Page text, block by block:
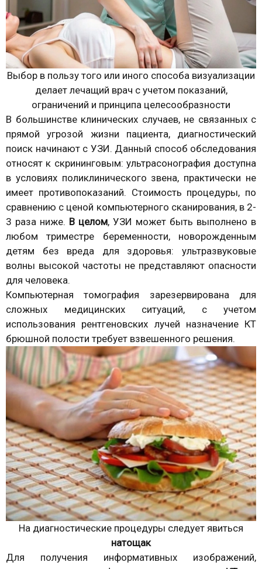
Выбор в пользу того или иного способа визуализации
делает лечащий врач с учетом показаний,
ограничений и принципа целесообразности
В большинстве клинических случаев, не связанных с
прямой угрозой жизни пациента, диагностический
поиск начинают с УЗИ. Данный способ обследования
относят к скрининговым: ультрасонография доступна
в условиях поликлинического звена, практически не
имеет противопоказаний. Стоимость процедуры, по
сравнению с ценой компьютерного сканирования, в 2-
3 раза ниже. В целом, УЗИ может быть выполнено в
любом триместре беременности, новорожденным
детям без вреда для здоровья: ультразвуковые
волны высокой частоты не представляют опасности
для человека.
Компьютерная томография зарезервирована для
сложных медицинских ситуаций, с учетом
использования рентгеновских лучей назначение КТ
брюшной полости требует взвешенного решения.
На диагностические процедуры следует явиться
натощак
Для получения информативных изображений,